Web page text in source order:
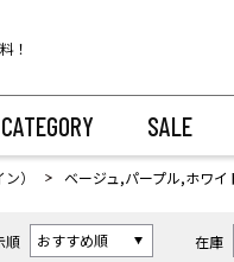
！
CATEGORY SALE
） ベージュ,パープル,ホワイ
順 在庫